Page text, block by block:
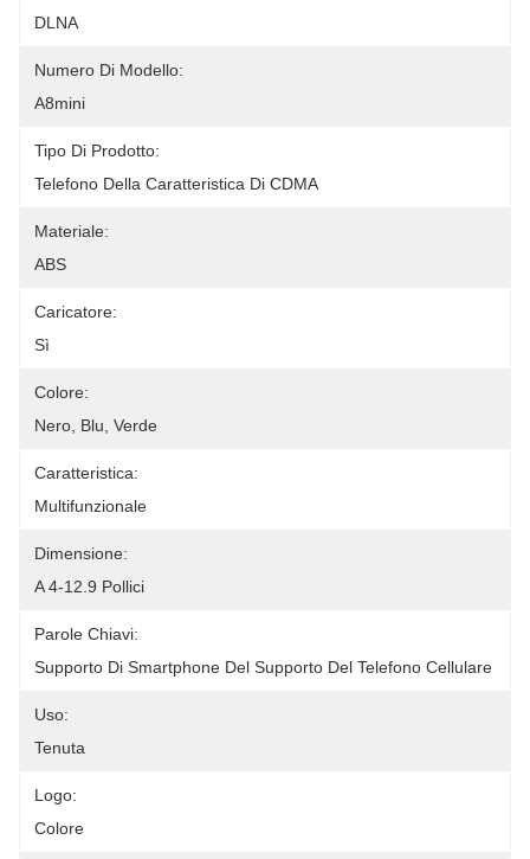
DLNA
Numero Di Modello:
A8mini
Tipo Di Prodotto:
Telefono Della Caratteristica Di CDMA
Materiale:
ABS
Caricatore:
Sì
Colore:
Nero, Blu, Verde
Caratteristica:
Multifunzionale
Dimensione:
A 4-12.9 Pollici
Parole Chiavi:
Supporto Di Smartphone Del Supporto Del Telefono Cellulare
Uso:
Tenuta
Logo:
Colore